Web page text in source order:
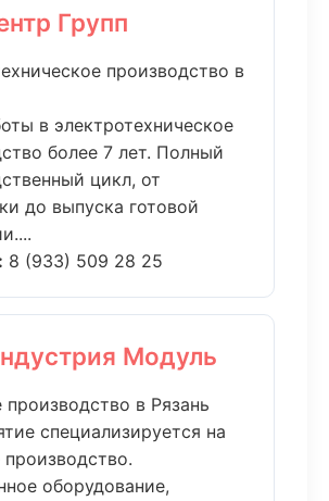
Групп
производство в
в электротехническое
более 7 лет. Полный
цикл, от
до выпуска готовой
8 (933) 509 28 25
Модуль
производство в Рязань
специализируется на
оборудование,